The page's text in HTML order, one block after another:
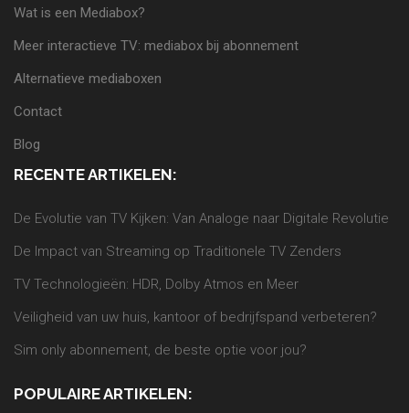
Wat is een Mediabox?
Meer interactieve TV: mediabox bij abonnement
Alternatieve mediaboxen
Contact
Blog
RECENTE ARTIKELEN:
De Evolutie van TV Kijken: Van Analoge naar Digitale Revolutie
De Impact van Streaming op Traditionele TV Zenders
TV Technologieën: HDR, Dolby Atmos en Meer
Veiligheid van uw huis, kantoor of bedrijfspand verbeteren?
Sim only abonnement, de beste optie voor jou?
POPULAIRE ARTIKELEN: